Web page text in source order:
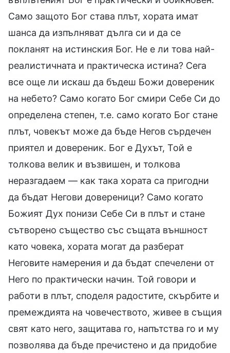
Само защото Бог става плът, хората имат
шанса да изпълняват дълга си и да се
покланят на истинския Бог. Не е ли това най-
реалистичната и практическа истина? Сега
все още ли искаш да бъдеш Божи довереник
на небето? Само когато Бог смири Себе Си до
определена степен, т.е. само когато Бог стане
плът, човекът може да бъде Негов сърдечен
приятел и довереник. Бог е Духът, Той е
толкова велик и възвишен, и толкова
неразгадаем — как така хората са пригодни
да бъдат Негови довереници? Само когато
Божият Дух понизи Себе Си в плът и стане
сътворено същество със същата външност
като човека, хората могат да разберат
Неговите намерения и да бъдат спечелени от
Него по практически начин. Той говори и
работи в плът, споделя радостите, скърбите и
премеждията на човечеството, живее в същия
свят като него, защитава го, напътства го и му
позволява да бъде пречистено и да придобие